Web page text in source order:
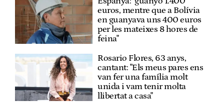
euros, mentre que a Bolívia
en guanyava uns 400 euros
per les mateixes 8 hores de
feina"
Rosario Flores, 63 anys,
cantant: "Els meus pares ens
van fer una família molt
unida i vam tenir molta
llibertat a casa"